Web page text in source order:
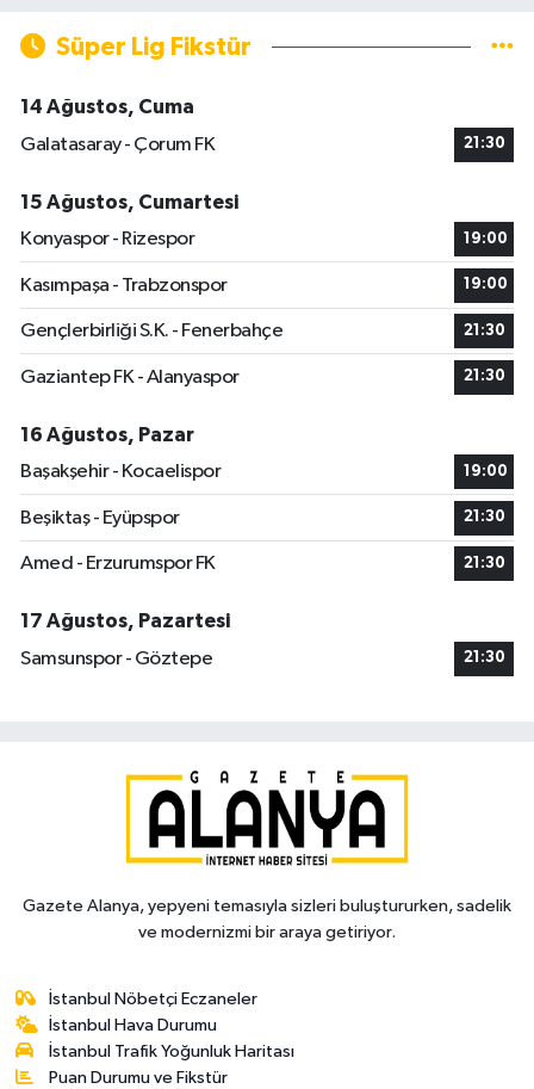
Süper Lig Fikstür
14 Ağustos, Cuma
Galatasaray - Çorum FK
21:30
15 Ağustos, Cumartesi
Konyaspor - Rizespor
19:00
Kasımpaşa - Trabzonspor 19:00
Gençlerbirliği S.K. - Fenerbahçe 21:30
Gaziantep FK - Alanyaspor 21:30
16 Ağustos, Pazar
Başakşehir - Kocaelispor
19:00
Beşiktaş - Eyüpspor 21:30
Amed - Erzurumspor FK 21:30
17 Ağustos, Pazartesi
Samsunspor - Göztepe
21:30
Gazete Alanya, yepyeni temasıyla sizleri buluştururken, sadelik
ve modernizmi bir araya getiriyor.
İstanbul Nöbetçi Eczaneler
İstanbul Hava Durumu
İstanbul Trafik Yoğunluk Haritası
Puan Durumu ve Fikstür